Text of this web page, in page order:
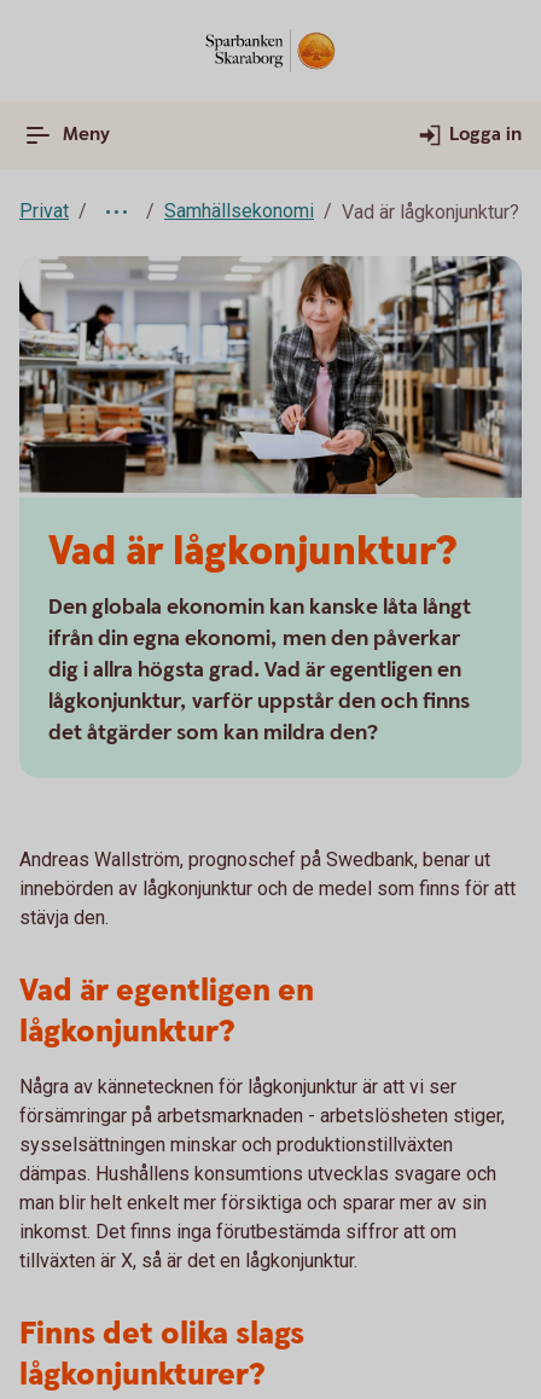
Meny Logga in
Privat Samhällsekonomi Vad är lågkonjunktur?
Vad är lågkonjunktur?
Den globala ekonomin kan kanske låta långt
ifrån din egna ekonomi, men den påverkar
dig i allra högsta grad. Vad är egentligen en
lågkonjunktur, varför uppstår den och finns
det åtgärder som kan mildra den?
Andreas Wallström, prognoschef på Swedbank, benar ut
innebörden av lågkonjunktur och de medel som finns för att
stävja den.
Vad är egentligen en
lågkonjunktur?
Några av kännetecknen för lågkonjunktur är att vi ser
försämringar på arbetsmarknaden - arbetslösheten stiger,
sysselsättningen minskar och produktionstillväxten
dämpas. Hushållens konsumtions utvecklas svagare och
man blir helt enkelt mer försiktiga och sparar mer av sin
inkomst. Det finns inga förutbestämda siffror att om
tillväxten är X, så är det en lågkonjunktur.
Finns det olika slags
lågkonjunkturer?